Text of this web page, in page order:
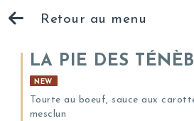
Retour au menu
LA PIE DES
NEW
Tourte au boeuf, sauce aux
mesclun